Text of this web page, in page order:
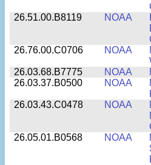
26.51.00.B8119
NOAA
26.76.00.C0706
NOAA
26.03.68.B7775
NOAA
26.03.37.B0500
NOAA
26.03.43.C0478
NOAA
26.05.01.B0568
NOAA